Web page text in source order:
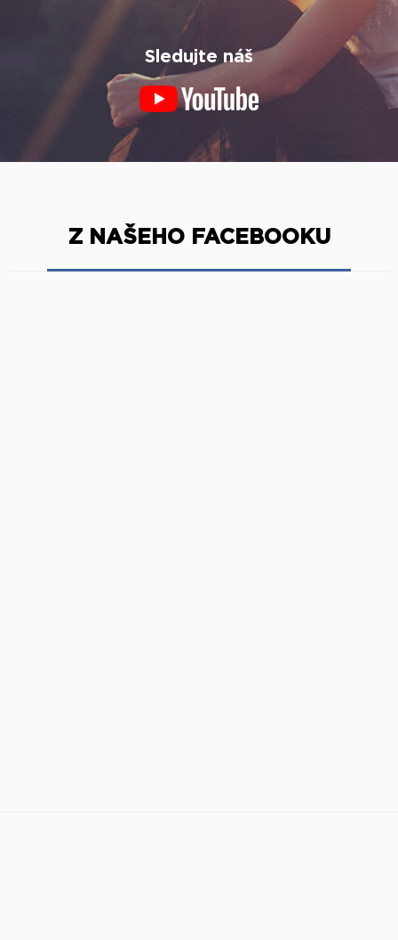
Sledujte náš
Z NAŠEHO FACEBOOKU